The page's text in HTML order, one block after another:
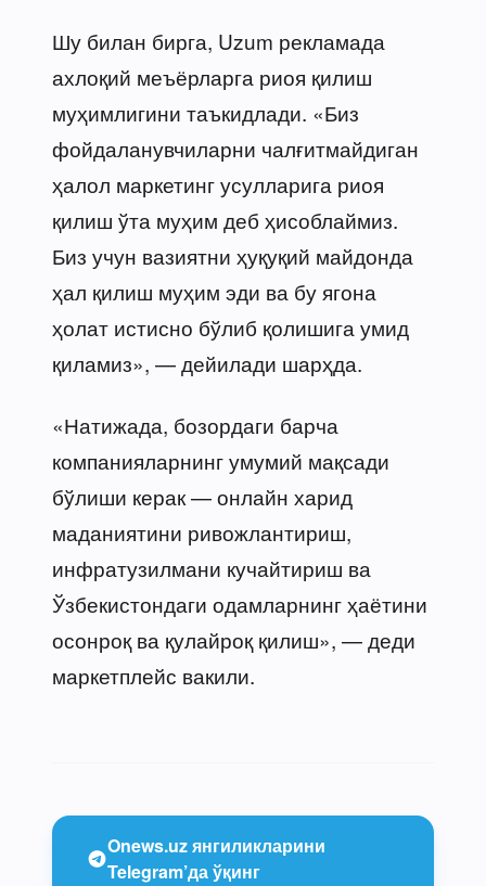
Шу билан бирга, Uzum рекламада
ахлоқий меъёрларга риоя қилиш
муҳимлигини таъкидлади. «Биз
фойдаланувчиларни чалғитмайдиган
ҳалол маркетинг усулларига риоя
қилиш ўта муҳим деб ҳисоблаймиз.
Биз учун вазиятни ҳуқуқий майдонда
ҳал қилиш муҳим эди ва бу ягона
ҳолат истисно бўлиб қолишига умид
қиламиз», — дейилади шарҳда.
«Натижада, бозордаги барча
компанияларнинг умумий мақсади
бўлиши керак — онлайн харид
маданиятини ривожлантириш,
инфратузилмани кучайтириш ва
Ўзбекистондаги одамларнинг ҳаётини
осонроқ ва қулайроқ қилиш», — деди
маркетплейс вакили.
Onews.uz янгиликларини
Telegram’да ўқинг